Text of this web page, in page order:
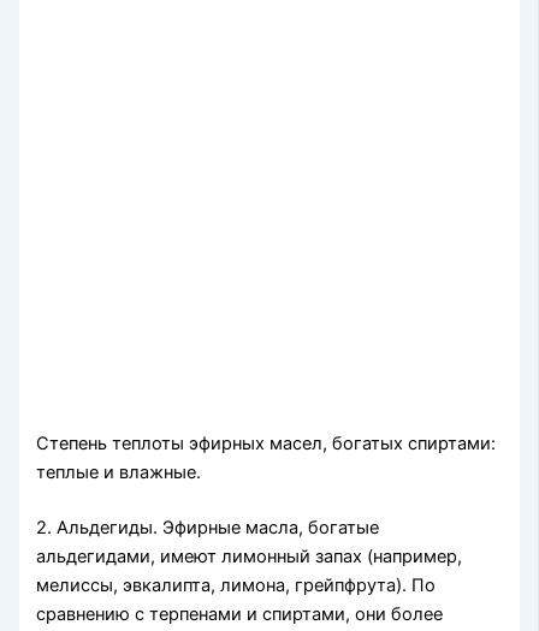
Степень теплоты эфирных масел, богатых спиртами:
теп­лые и влажные.
2. Альдегиды. Эфирные масла, богатые
альдегидами, имеют лимонный запах (например,
мелиссы, эвкалипта, лимона, грейпфрута). По
сравнению с терпенами и спиртами, они более